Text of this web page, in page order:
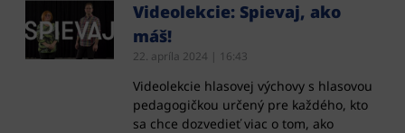
Videolekcie: Spievaj, ako
máš!
22. apríla 2024 16:43
Videolekcie hlasovej výchovy s hlasovou
pedagogičkou určený pre každého, kto
sa chce dozvedieť viac o tom, ako